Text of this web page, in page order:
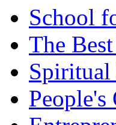
School
The
Spiritual
People's